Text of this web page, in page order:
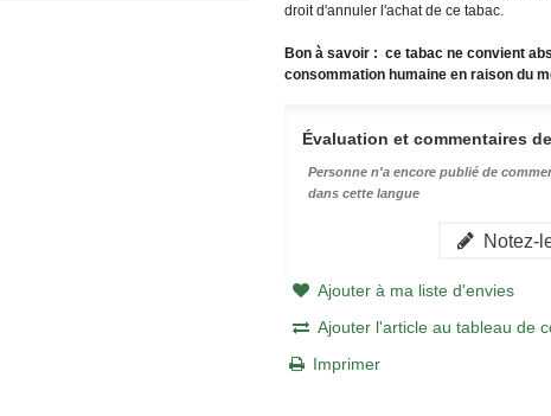
droit d'annuler l'achat de ce tabac.
Bon à savoir : ce tabac ne convient
consommation humaine en raison du
Évaluation et commentaires
Personne n'a encore publié de
dans cette langue
Notez-
Ajouter à ma liste d'envies
Ajouter l'article au tableau de
Imprimer